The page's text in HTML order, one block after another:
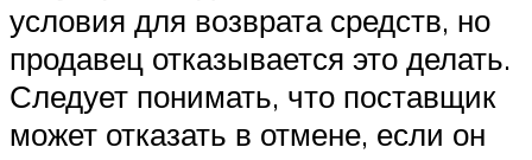
условия для возврата средств, но
продавец отказывается это делать.
Следует понимать, что поставщик
может отказать в отмене, если он